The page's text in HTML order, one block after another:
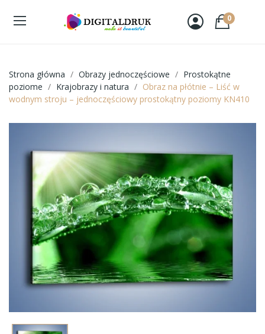
0
Strona główna Obrazy jednoczęściowe
Prostokątne
poziome
Krajobrazy i natura
Obraz na płótnie – Liść w
wodnym stroju – jednoczęściowy prostokątny poziomy KN410